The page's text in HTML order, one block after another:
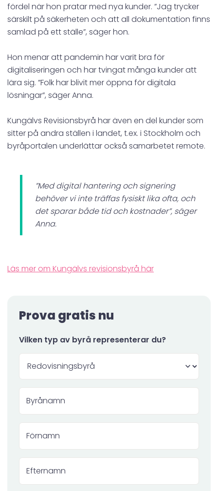
fördel när hon pratar med nya kunder. ”Jag trycker
särskilt på säkerheten och att all dokumentation finns
samlad på ett ställe”, säger hon.
Hon menar att pandemin har varit bra för
digitaliseringen och har tvingat många kunder att
lära sig. ”Folk har blivit mer öppna för digitala
lösningar”, säger Anna.
Kungälvs Revisionsbyrå har även en del kunder som
sitter på andra ställen i landet, t.ex. i Stockholm och
byråportalen underlättar också samarbetet remote.
”Med digital hantering och signering
behöver vi inte träffas fysiskt lika ofta, och
det sparar både tid och kostnader”, säger
Anna.
Läs mer om Kungälvs revisionsbyrå här
Prova gratis nu
Vilken typ av byrå representerar du?